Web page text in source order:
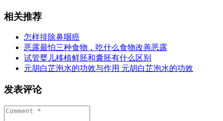
相关推荐
怎样排除鼻咽癌
恶露最怕三种食物，吃什么食物改善恶露
试管婴儿移植鲜胚和囊胚有什么区别
元胡白芷泡水的功效与作用 元胡白芷泡水的功效
发表评论